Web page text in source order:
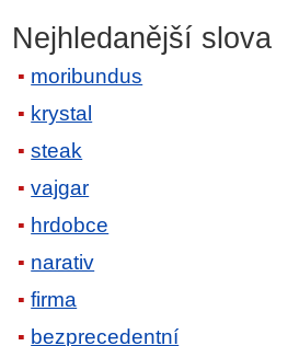
Nejhledanější slova
moribundus
krystal
steak
vajgar
hrdobce
narativ
firma
bezprecedentní